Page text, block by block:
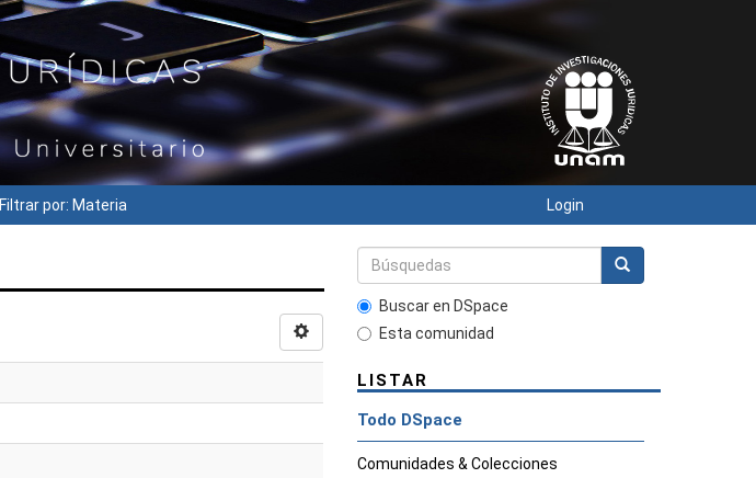
Filtrar por: Materia Login
Buscar en DSpace
Esta comunidad
LISTAR
Todo DSpace
Comunidades & Colecciones